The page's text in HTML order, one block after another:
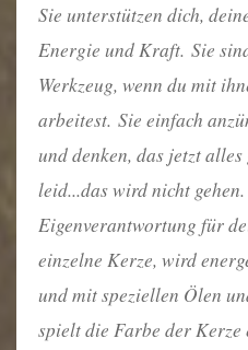
Sie unterstützen dich,
Energie und Kraft. Sie
Werkzeug, wenn du mit
arbeitest. Sie einfach
und denken, das jetzt
leid...das wird nicht
Eigenverantwortung für
einzelne Kerze, wird
und mit speziellen Ölen
spielt die Farbe der